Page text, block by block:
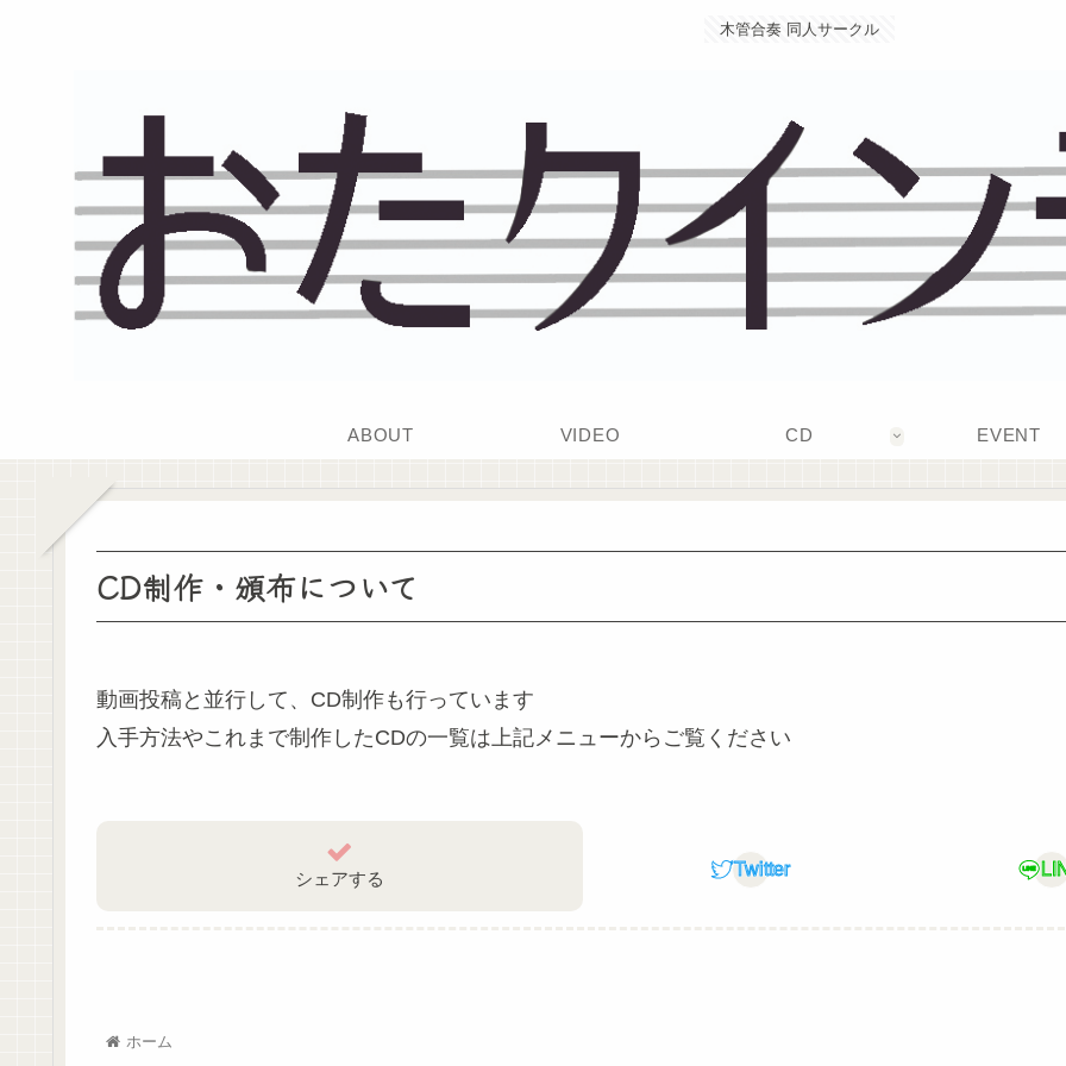
木管合奏 同人サークル
ABOUT VIDEO CD EVENT
CD制作・頒布について
動画投稿と並行して、CD制作も行っています
入手方法やこれまで制作したCDの一覧は上記メニューからご覧ください
シェアする Twitter
ホーム